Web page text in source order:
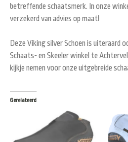
betreffende schaatsmerk. In onze
verzekerd van advies op maat!
Deze Viking silver Schoen is uiteraard
Schaats- en Skeeler winkel te
kijkje nemen voor onze uitgebreide
Gerelateerd